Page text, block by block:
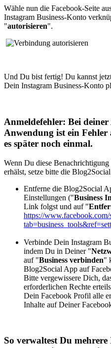
Wähle nun die Facebook-Seite
Instagram Business-Konto
"autorisieren".
Und Du bist fertig! Du kannst
Dein Instagram Business-Konto
Anmeldefehler: Bei
Anwendung ist ein Fehler
es später noch einmal.
Wenn Du diese
erhälst, setze bitte die
Entferne die Blog2Social
Einstellungen ("Business
Link folgst und auf "
https://www.facebook.com/
Verbinde Dein Instagram
indem Du in Deiner "
auf "Business verbinden"
Blog2Social App auf
Bitte vergewissere Dich,
erforderlichen Rechte
Dein Facebook Profil alle
Inhalte auf Deiner
So verwaltest Du